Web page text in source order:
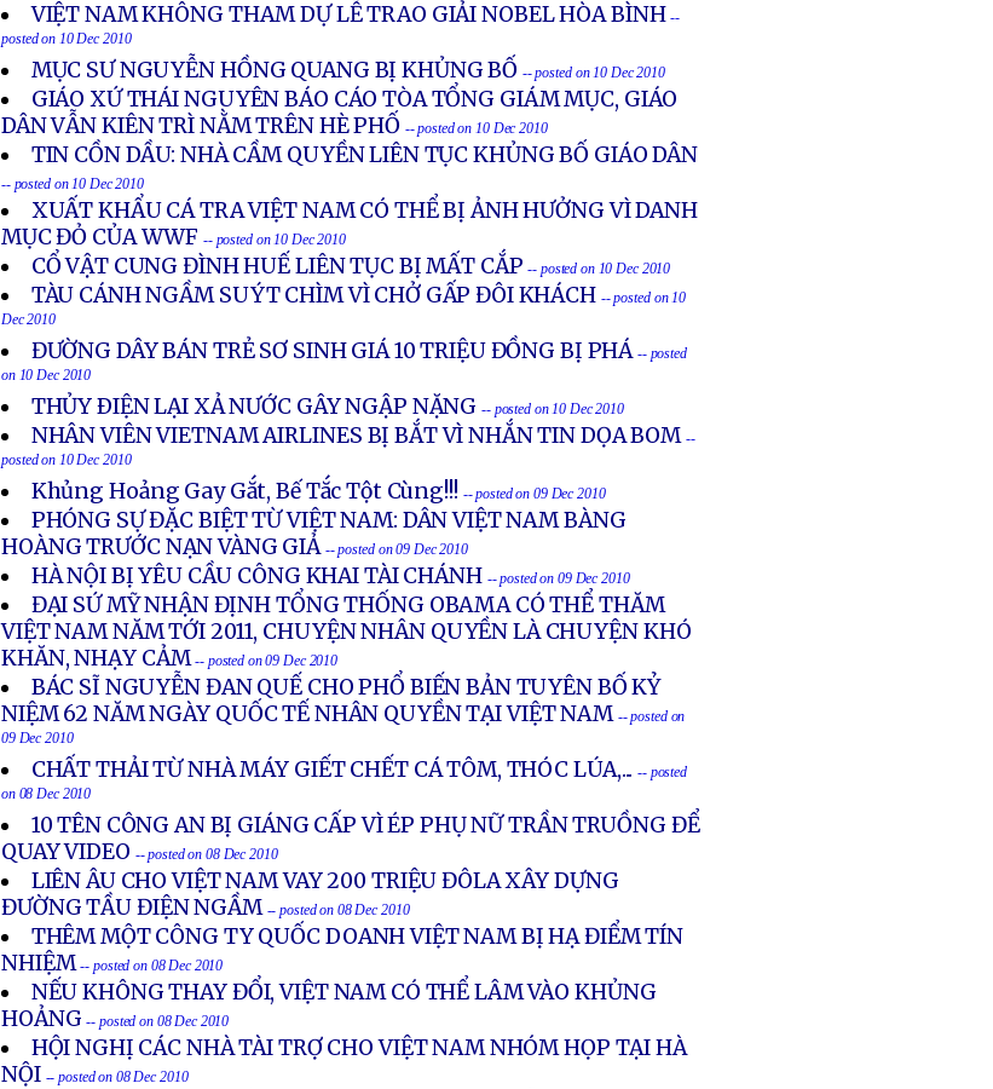
VIỆT NAM KHÔNG THAM DỰ LỄ TRAO GIẢI NOBEL HÒA BÌNH--
posted on 10 Dec 2010
MỤC SƯ NGUYỄN HỒNG QUANG BỊ KHỦNG BỐ -- posted on 10 Dec 2010
GIÁO XỨ THÁI NGUYÊN BÁO CÁO TÒA TỔNG GIÁM MỤC, GIÁO
DÂN VẪN KIÊN TRÌ NẰM TRÊN HÈ PHỐ -- posted on 10 Dec 2010
TIN CỒN DẦU: NHÀ CẦM QUYỀN LIÊN TỤC KHỦNG BỐ GIÁO DÂN
-- posted on 10 Dec 2010
XUẤT KHẨU CÁ TRA VIỆT NAM CÓ THỂ BỊ ẢNH HƯỞNG VÌ DANH
MỤC ĐỎ CỦA WWF -- posted on 10 Dec 2010
CỔ VẬT CUNG ĐÌNH HUẾ LIÊN TỤC BỊ MẤT CẮP-- posted on 10 Dec 2010
TÀU CÁNH NGẦM SUÝT CHÌM VÌ CHỞ GẤP ĐÔI KHÁCH -- posted on 10
Dec 2010
ĐƯỜNG DÂY BÁN TRẺ SƠ SINH GIÁ 10 TRIỆU ĐỒNG BỊ PHÁ -- posted
on 10 Dec 2010
THỦY ÐIỆN LẠI XẢ NƯỚC GÂY NGẬP NẶNG-- posted on 10 Dec 2010
NHÂN VIÊN VIETNAM AIRLINES BỊ BẮT VÌ NHẮN TIN DỌA BOM --
posted on 10 Dec 2010
Khủng Hoảng Gay Gắt, Bế Tắc Tột Cùng!!! -- posted on 09 Dec 2010
PHÓNG SỰ ĐẶC BIỆT TỪ VIỆT NAM: DÂN VIỆT NAM BÀNG
HOÀNG TRƯỚC NẠN VÀNG GIẢ -- posted on 09 Dec 2010
HÀ NỘI BỊ YÊU CẦU CÔNG KHAI TÀI CHÁNH -- posted on 09 Dec 2010
ĐẠI SỨ MỸ NHẬN ĐỊNH TỔNG THỐNG OBAMA CÓ THỂ THĂM
VIỆT NAM NĂM TỚI 2011, CHUYỆN NHÂN QUYỀN LÀ CHUYỆN KHÓ
KHĂN, NHẠY CẢM -- posted on 09 Dec 2010
BÁC SĨ NGUYỄN ĐAN QUẾ CHO PHỔ BIẾN BẢN TUYÊN BỐ KỶ
NIỆM 62 NĂM NGÀY QUỐC TẾ NHÂN QUYỀN TẠI VIỆT NAM -- posted on
09 Dec 2010
CHẤT THẢI TỪ NHÀ MÁY GIẾT CHẾT CÁ TÔM, THÓC LÚA,... -- posted
on 08 Dec 2010
10 TÊN CÔNG AN BỊ GIÁNG CẤP VÌ ÉP PHỤ NỮ TRẦN TRUỒNG ĐỂ
QUAY VIDEO -- posted on 08 Dec 2010
LIÊN ÂU CHO VIỆT NAM VAY 200 TRIỆU ĐÔLA XÂY DỰNG
ĐƯỜNG TẦU ĐIỆN NGẦM -- posted on 08 Dec 2010
THÊM MỘT CÔNG TY QUỐC DOANH VIỆT NAM BỊ HẠ ĐIỂM TÍN
NHIỆM -- posted on 08 Dec 2010
NẾU KHÔNG THAY ĐỔI, VIỆT NAM CÓ THỂ LÂM VÀO KHỦNG
HOẢNG -- posted on 08 Dec 2010
HỘI NGHỊ CÁC NHÀ TÀI TRỢ CHO VIỆT NAM NHÓM HỌP TẠI HÀ
NỘI -- posted on 08 Dec 2010